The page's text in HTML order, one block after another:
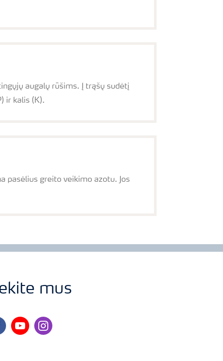
augalų rūšims. Į trąšų sudėtį
ir kalis (K).
pasėlius greito veikimo azotu. Jos
mus
youtubeinstagram